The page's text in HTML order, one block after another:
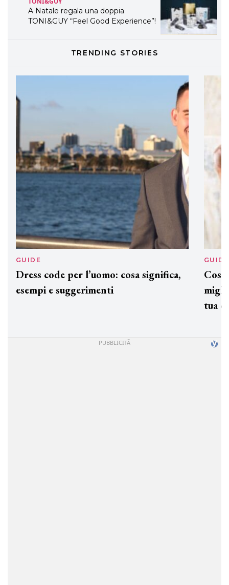
LABEL.M lancia la sua innovativa ed
eco-sostenibile linea di prodotti
professionali
Davines presenta cofanetti beauty
ogni capello
TRENDING STORIES
GUIDE
Dress code per l’uomo: cosa significa,
esempi e suggerimenti
GUIDE
tua